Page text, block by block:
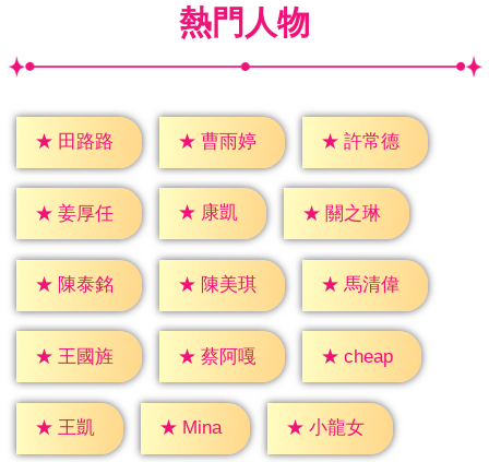
熱門人物
★ 田路路 ★ 曹雨婷 ★ 許常德
★ 姜厚任 ★ 康凱 ★ 關之琳
★ 陳泰銘 ★ 陳美琪 ★ 馬清偉
★ 王國旌 ★ 蔡阿嘎 ★ cheap
★ 王凱 ★ Mina ★ 小龍女